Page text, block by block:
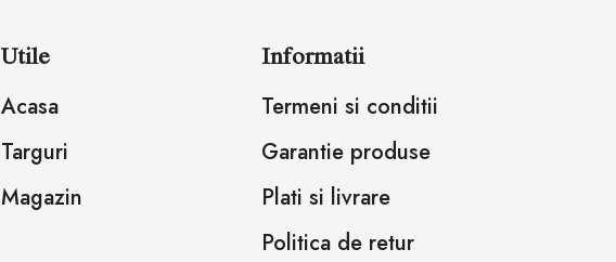
Utile
Acasa
Targuri
Magazin
Informatii
Termeni si conditii
Garantie produse
Plati si livrare
Politica de retur